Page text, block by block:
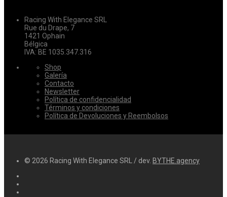
Racing With Elegance SRL
Rue du Drape, 7
1421 Ophain
Bélgica
IVA: BE 1035.347.316
Shop
Galería
Contacto
Newsletter
Política de confidencialidad
Términos y condiciones
Política de Devoluciones y Reembolsos
© 2026 Racing With Elegance SRL / dev. BYTHE.agency